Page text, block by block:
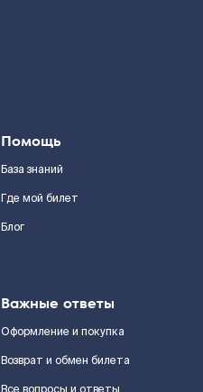
Помощь
База знаний
Где мой билет
Блог
Важные ответы
Оформление и покупка
Возврат и обмен билета